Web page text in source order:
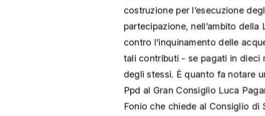
costruzione per l’esecuzione
partecipazione, nell’ambito
contro l’inquinamento delle
tali contributi - se pagati in dieci
degli stessi. È quanto fa notare
Ppd al Gran Consiglio Luca
Fonio che chiede al Consiglio di